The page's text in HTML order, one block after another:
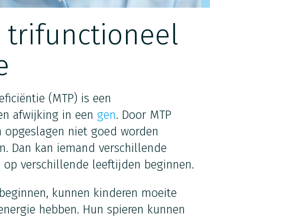
trifunctioneel
(MTP) is een
afwijking in een gen. Door MTP
niet goed worden
Dan kan iemand verschillende
verschillende leeftijden beginnen.
kunnen kinderen moeite
hebben. Hun spieren kunnen